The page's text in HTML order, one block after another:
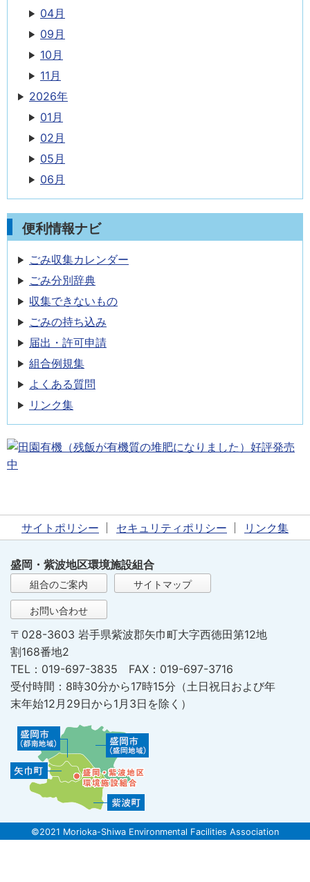
04月
09月
10月
11月
2026年
01月
02月
05月
06月
便利情報ナビ
ごみ収集カレンダー
ごみ分別辞典
収集できないもの
ごみの持ち込み
届出・許可申請
組合例規集
よくある質問
リンク集
サイトポリシー セキュリティポリシー リンク集
盛岡・紫波地区環境施設組合
組合のご案内 サイトマップ
お問い合わせ
〒028-3603 岩手県紫波郡矢巾町大字西徳田第12地
割168番地2
TEL：019-697-3835 FAX：019-697-3716
受付時間：8時30分から17時15分（土日祝日および年
末年始12月29日から1月3日を除く）
©2021 Morioka-Shiwa Environmental Facilities Association